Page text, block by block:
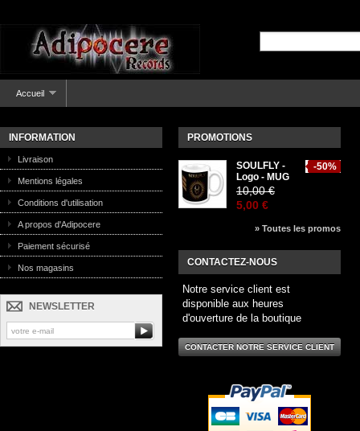
Accueil
INFORMATION
Livraison
Mentions légales
Conditions d'utilisation
A propos d'Adipocere
Paiement sécurisé
Nos magasins
NEWSLETTER
PROMOTIONS
-50%
SOULFLY -
Logo - MUG
10,00 €
5,00 €
» Toutes les promos
CONTACTEZ-NOUS
Notre service client est
disponible aux heures
d'ouverture de la boutique
CONTACTER NOTRE SERVICE CLIENT